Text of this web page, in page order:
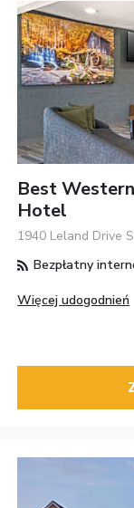
Best
Hotel
1940 Leland Drive
Bezpłatny
Więcej udogodnień